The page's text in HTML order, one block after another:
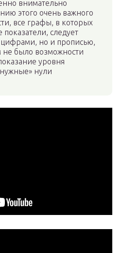
внимательно
этого очень важного
все графы, в которых
показатели, следует
цифрами, но и прописью,
было возможности
уровня
нули